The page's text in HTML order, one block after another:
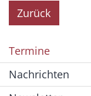
Zurück
Termine
Nachrichten